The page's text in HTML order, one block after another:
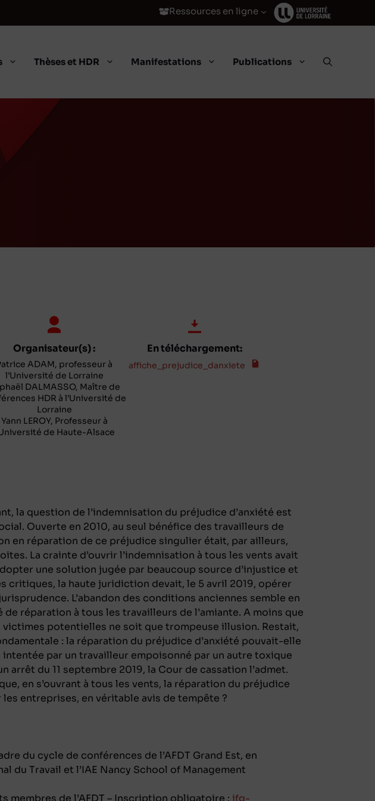
Ressources en ligne
Thèses et HDR Manifestations Publications
Organisateur(s) :
ADAM, professeur à
l’Université de Lorraine
DALMASSO, Maître de
HDR à l’Université de
Lorraine
Yann LEROY, Professeur à
de Haute-Alsace
En téléchargement:
affiche_prejudice_danxiete
la question de l’indemnisation du préjudice d’anxiété est
Ouverte en 2010, au seul bénéfice des travailleurs de
en réparation de ce préjudice singulier était, par ailleurs,
La crainte d’ouvrir l’indemnisation à tous les vents avait
une solution jugée par beaucoup source d’injustice et
critiques, la haute juridiction devait, le 5 avril 2019, opérer
L’abandon des conditions anciennes semble en
réparation à tous les travailleurs de l’amiante. A moins que
potentielles ne soit que trompeuse illusion. Restait,
: la réparation du préjudice d’anxiété pouvait-elle
par un travailleur empoisonné par un autre toxique
arrêt du 11 septembre 2019, la Cour de cassation l’admet.
en s’ouvrant à tous les vents, la réparation du préjudice
les entreprises, en véritable avis de tempête ?
du cycle de conférences de l’AFDT Grand Est, en
du Travail et l’IAE Nancy School of Management
membres de l’AFDT – Inscription obligatoire : ifg-